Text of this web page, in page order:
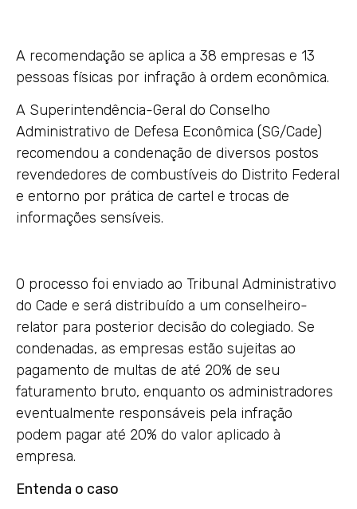
A recomendação se aplica a 38 empresas e 13
pessoas físicas por infração à ordem econômica.
A Superintendência-Geral do Conselho
Administrativo de Defesa Econômica (SG/Cade)
recomendou a condenação de diversos postos
revendedores de combustíveis do Distrito Federal
e entorno por prática de cartel e trocas de
informações sensíveis.
O processo foi enviado ao Tribunal Administrativo
do Cade e será distribuído a um conselheiro-
relator para posterior decisão do colegiado. Se
condenadas, as empresas estão sujeitas ao
pagamento de multas de até 20% de seu
faturamento bruto, enquanto os administradores
eventualmente responsáveis pela infração
podem pagar até 20% do valor aplicado à
empresa.
Entenda o caso